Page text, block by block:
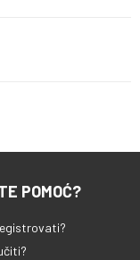
POMOĆ?